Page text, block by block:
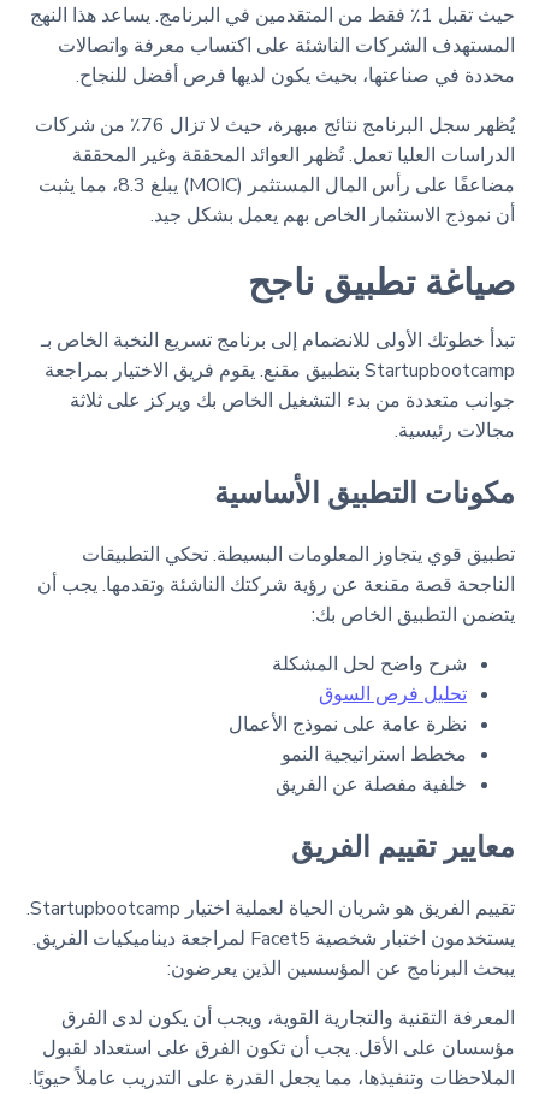
حيث تقبل 1٪ فقط من المتقدمين في البرنامج. يساعد هذا النهج
المستهدف الشركات الناشئة على اكتساب معرفة واتصالات
محددة في صناعتها، بحيث يكون لديها فرص أفضل للنجاح.
يُظهر سجل البرنامج نتائج مبهرة، حيث لا تزال 76٪ من شركات
الدراسات العليا تعمل. تُظهر العوائد المحققة وغير المحققة
مضاعفًا على رأس المال المستثمر (MOIC) يبلغ 8.3، مما يثبت
أن نموذج الاستثمار الخاص بهم يعمل بشكل جيد.
صياغة تطبيق ناجح
تبدأ خطوتك الأولى للانضمام إلى برنامج تسريع النخبة الخاص بـ
Startupbootcamp بتطبيق مقنع. يقوم فريق الاختيار بمراجعة
جوانب متعددة من بدء التشغيل الخاص بك ويركز على ثلاثة
مجالات رئيسية.
مكونات التطبيق الأساسية
تطبيق قوي يتجاوز المعلومات البسيطة. تحكي التطبيقات
الناجحة قصة مقنعة عن رؤية شركتك الناشئة وتقدمها. يجب أن
يتضمن التطبيق الخاص بك:
شرح واضح لحل المشكلة
تحليل فرص السوق
نظرة عامة على نموذج الأعمال
مخطط استراتيجية النمو
خلفية مفصلة عن الفريق
معايير تقييم الفريق
تقييم الفريق هو شريان الحياة لعملية اختيار Startupbootcamp.
يستخدمون اختبار شخصية Facet5 لمراجعة ديناميكيات الفريق.
يبحث البرنامج عن المؤسسين الذين يعرضون:
المعرفة التقنية والتجارية القوية، ويجب أن يكون لدى الفرق
مؤسسان على الأقل. يجب أن تكون الفرق على استعداد لقبول
الملاحظات وتنفيذها، مما يجعل القدرة على التدريب عاملاً حيويًا.